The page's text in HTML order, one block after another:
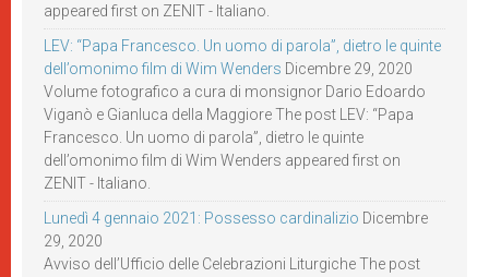
appeared first on ZENIT - Italiano.
LEV: “Papa Francesco. Un uomo di parola”, dietro le quinte
dell’omonimo film di Wim Wenders Dicembre 29, 2020
Volume fotografico a cura di monsignor Dario Edoardo
Viganò e Gianluca della Maggiore The post LEV: “Papa
Francesco. Un uomo di parola”, dietro le quinte
dell’omonimo film di Wim Wenders appeared first on
ZENIT - Italiano.
Lunedì 4 gennaio 2021: Possesso cardinalizio Dicembre
29, 2020
Avviso dell’Ufficio delle Celebrazioni Liturgiche The post